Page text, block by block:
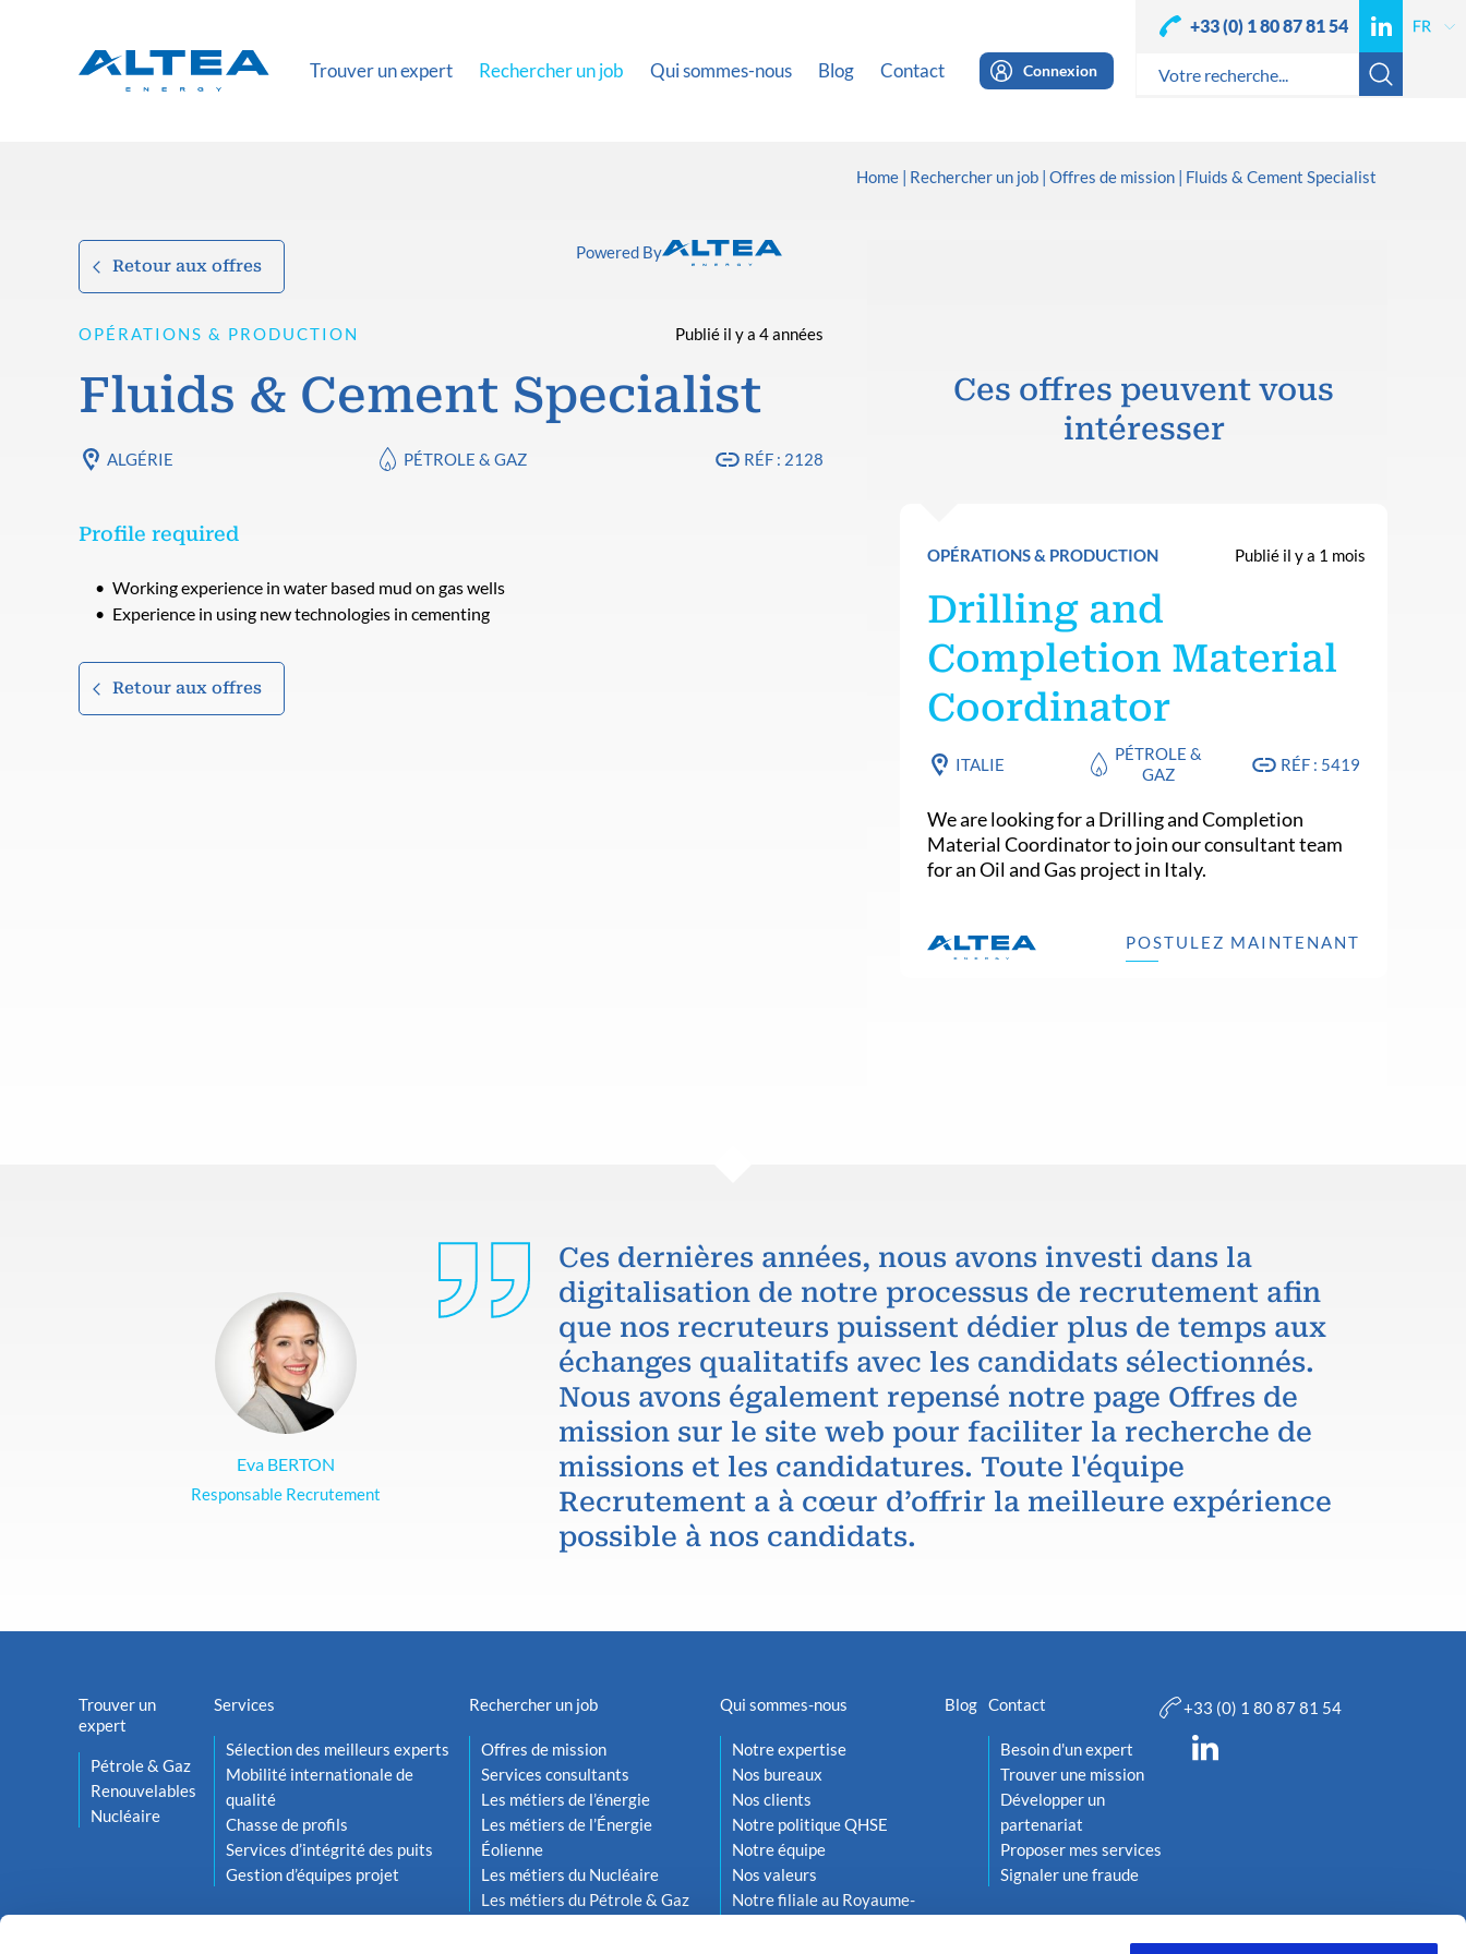
Trouver un expert Rechercher un job Qui sommes-nous Blog Contact Connexion
+33 (0) 1 80 87 81 54
Home Rechercher un job Offres de mission Fluids & Cement Specialist
Retour aux offres
Powered By
OPÉRATIONS & PRODUCTION Publié il y a 4 années
Fluids & Cement Specialist
ALGÉRIE PÉTROLE & GAZ RÉF : 2128
Profile required
Working experience in water based mud on gas wells
Experience in using new technologies in cementing
Retour aux offres
Ces offres peuvent vous
intéresser
OPÉRATIONS & PRODUCTION Publié il y a 1 mois
Drilling and
Completion Material
Coordinator
ITALIE
PÉTROLE &
GAZ
RÉF : 5419
We are looking for a Drilling and Completion
Material Coordinator to join our consultant team
for an Oil and Gas project in Italy.
POSTULEZ MAINTENANT
Eva BERTON
Responsable Recrutement
Ces dernières années, nous avons investi dans la
digitalisation de notre processus de recrutement afin
que nos recruteurs puissent dédier plus de temps aux
échanges qualitatifs avec les candidats sélectionnés.
Nous avons également repensé notre page Offres de
mission sur le site web pour faciliter la recherche de
missions et les candidatures. Toute l'équipe
Recrutement a à cœur d’offrir la meilleure expérience
possible à nos candidats.
Trouver un
expert
Pétrole & Gaz
Renouvelables
Nucléaire
Services
Sélection des meilleurs experts
Mobilité internationale de
qualité
Chasse de profils
Services d’intégrité des puits
Gestion d’équipes projet
Rechercher un job
Offres de mission
Services consultants
Les métiers de l’énergie
Les métiers de l’Énergie
Éolienne
Les métiers du Nucléaire
Les métiers du Pétrole & Gaz
Qui sommes-nous
Notre expertise
Nos bureaux
Nos clients
Notre politique QHSE
Notre équipe
Nos valeurs
Notre filiale au Royaume-
Blog Contact
Besoin d'un expert
Trouver une mission
Développer un
partenariat
Proposer mes services
Signaler une fraude
+33 (0) 1 80 87 81 54